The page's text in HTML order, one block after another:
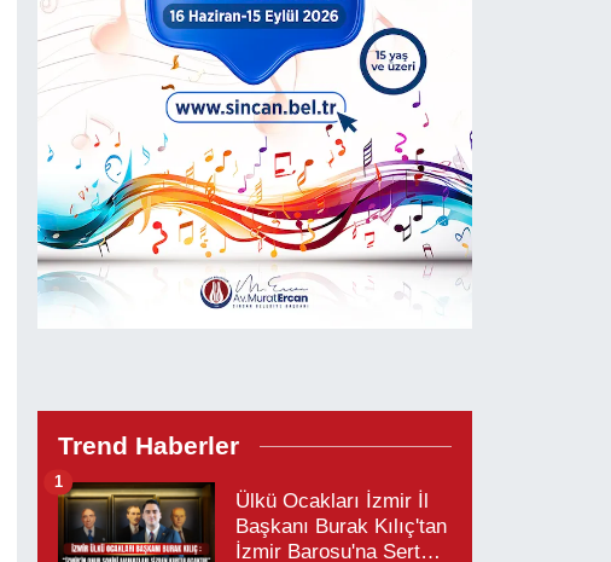
Trend Haberler
Ülkü Ocakları İzmir İl
Başkanı Burak Kılıç'tan
İzmir Barosu'na Sert
1